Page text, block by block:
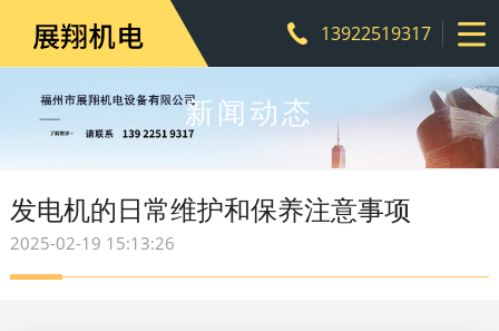
13922519317
新闻动态
发电机的日常维护和保养注意事项​
2025-02-19 15:13:26